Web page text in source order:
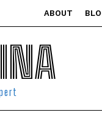
ABOUT